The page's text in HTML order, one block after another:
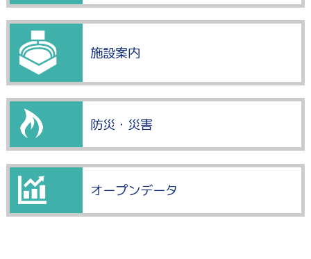
施設案内
防災・災害
オープンデータ